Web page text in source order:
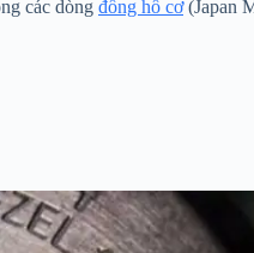
các dòng đồng hồ cơ(Japan